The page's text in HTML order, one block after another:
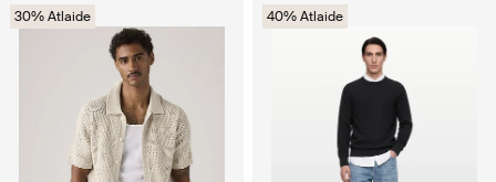
30% Atlaide 40% Atlaide